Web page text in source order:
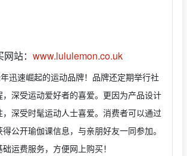
站： www.lululemon.co.uk
迅速崛起的运动品牌！品牌还定期举行社
，深受运动爱好者的喜爱。更因为产品设计
，深受时髦运动人士喜爱。消费者可以通过
公开瑜伽课信息，与亲朋好友一同参加。
运费服务，方便网上购买！